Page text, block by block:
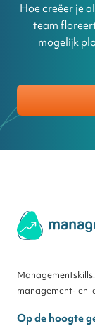
Hoe creëer je
team
mogelijk
management- en
Op de hoogte